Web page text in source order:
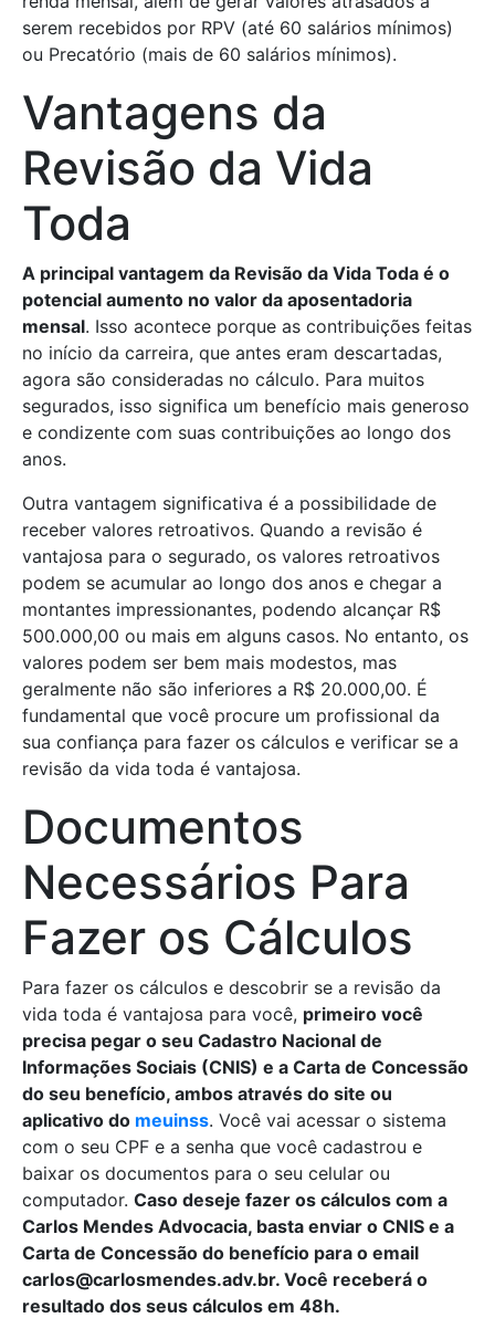
serem recebidos por RPV (até 60 salários mínimos)
ou Precatório (mais de 60 salários mínimos).
Vantagens da
Revisão da Vida
Toda
A principal vantagem da Revisão da Vida Toda é o
potencial aumento no valor da aposentadoria
mensal. Isso acontece porque as contribuições feitas
no início da carreira, que antes eram descartadas,
agora são consideradas no cálculo. Para muitos
segurados, isso significa um benefício mais generoso
e condizente com suas contribuições ao longo dos
anos.
Outra vantagem significativa é a possibilidade de
receber valores retroativos. Quando a revisão é
vantajosa para o segurado, os valores retroativos
podem se acumular ao longo dos anos e chegar a
montantes impressionantes, podendo alcançar R$
500.000,00 ou mais em alguns casos. No entanto, os
valores podem ser bem mais modestos, mas
geralmente não são inferiores a R$ 20.000,00. É
fundamental que você procure um profissional da
sua confiança para fazer os cálculos e verificar se a
revisão da vida toda é vantajosa.
Documentos
Necessários Para
Fazer os Cálculos
Para fazer os cálculos e descobrir se a revisão da
vida toda é vantajosa para você, primeiro você
precisa pegar o seu Cadastro Nacional de
Informações Sociais (CNIS) e a Carta de Concessão
do seu benefício, ambos através do site ou
aplicativo do meuinss. Você vai acessar o sistema
com o seu CPF e a senha que você cadastrou e
baixar os documentos para o seu celular ou
computador. Caso deseje fazer os cálculos com a
Carlos Mendes Advocacia, basta enviar o CNIS e a
Carta de Concessão do benefício para o email
carlos@carlosmendes.adv.br. Você receberá o
resultado dos seus cálculos em 48h.